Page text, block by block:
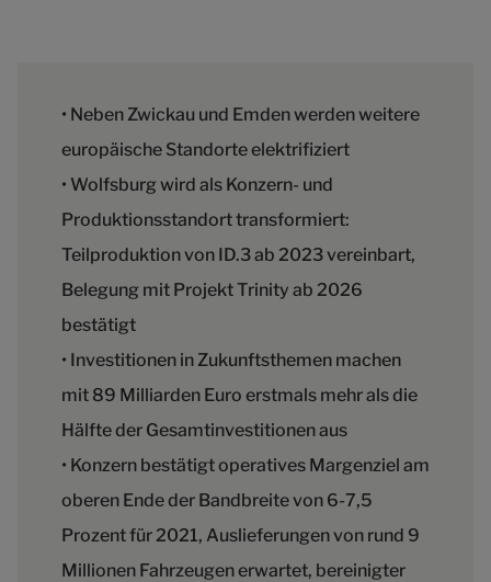
• Neben Zwickau und Emden werden weitere
europäische Standorte elektrifiziert
• Wolfsburg wird als Konzern- und
Produktionsstandort transformiert:
Teilproduktion von ID.3 ab 2023 vereinbart,
Belegung mit Projekt Trinity ab 2026
bestätigt
• Investitionen in Zukunftsthemen machen
mit 89 Milliarden Euro erstmals mehr als die
Hälfte der Gesamtinvestitionen aus
• Konzern bestätigt operatives Margenziel am
oberen Ende der Bandbreite von 6-7,5
Prozent für 2021, Auslieferungen von rund 9
Millionen Fahrzeugen erwartet, bereinigter